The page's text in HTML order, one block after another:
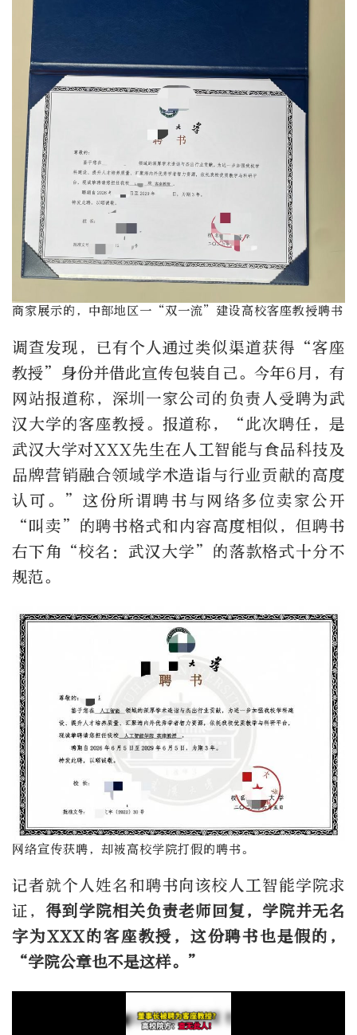
商家展示的，中部地区一“双一流”建设高校客座教授聘书
调查发现，已有个人通过类似渠道获得“客座
教授”身份并借此宣传包装自己。今年6月，有
网站报道称，深圳一家公司的负责人受聘为武
汉大学的客座教授。报道称，“此次聘任，是
武汉大学对XXX先生在人工智能与食品科技及
品牌营销融合领域学术造诣与行业贡献的高度
认可。”这份所谓聘书与网络多位卖家公开
“叫卖”的聘书格式和内容高度相似，但聘书
右下角“校名：武汉大学”的落款格式十分不
规范。
网络宣传获聘，却被高校学院打假的聘书。
记者就个人姓名和聘书向该校人工智能学院求
证， 得到学院相关负责老师回复，学院并无名
字为XXX的客座教授，这份聘书也是假的，
“学院公章也不是这样。”